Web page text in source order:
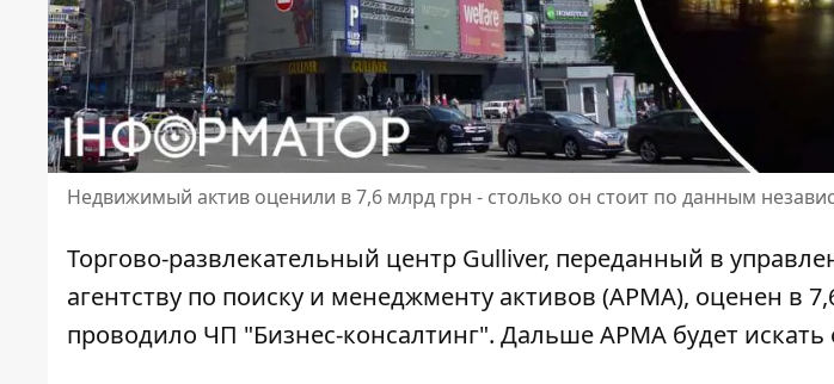
Недвижимый актив оценили в 7,6 млрд грн - столько он стоит по данным
Торгово-развлекательный центр Gulliver, переданный в
агентству по поиску и менеджменту активов (АРМА), оценен в
проводило ЧП "Бизнес-консалтинг". Дальше АРМА будет